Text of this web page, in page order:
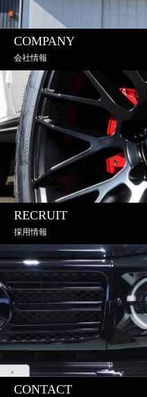
COMPANY
会社情報
RECRUIT
採用情報
CONTACT